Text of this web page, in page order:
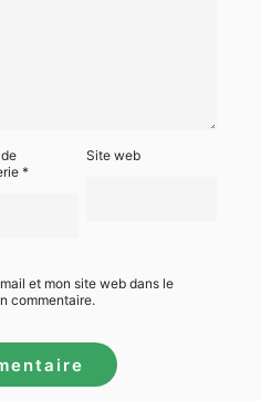
*
Site web
et mon site web dans le
commentaire.